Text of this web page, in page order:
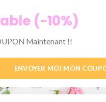
(-10%)
Maintenant !!